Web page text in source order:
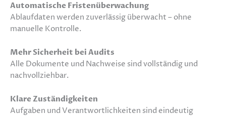
Automatische Fristenüberwachung
Ablaufdaten werden zuverlässig überwacht – ohne
manuelle Kontrolle.
Mehr Sicherheit bei Audits
Alle Dokumente und Nachweise sind vollständig und
nachvollziehbar.
Klare Zuständigkeiten
Aufgaben und Verantwortlichkeiten sind eindeutig